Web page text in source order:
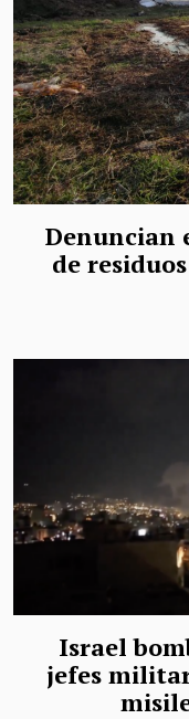
Denuncian
de
Israel
jefes